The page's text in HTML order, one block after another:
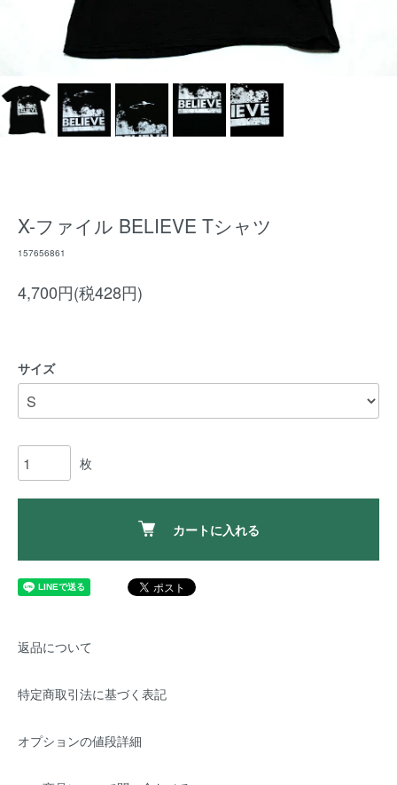
X-ファイル BELIEVE Tシャツ
157656861
4,700円(税428円)
サイズ
枚
カートに入れる
返品について
特定商取引法に基づく表記
オプションの値段詳細